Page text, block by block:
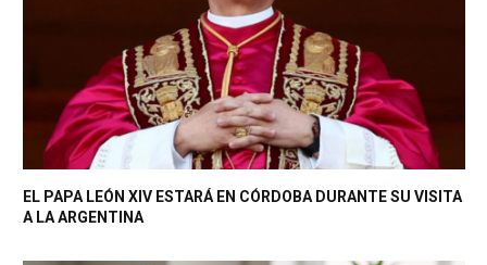
EL PAPA LEÓN XIV ESTARÁ EN CÓRDOBA DURANTE SU VISITA
A LA ARGENTINA